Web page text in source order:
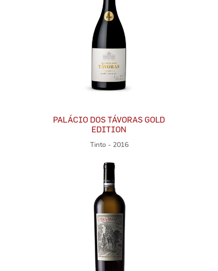
PALÁCIO DOS TÁVORAS GOLD
EDITION
Tinto - 2016